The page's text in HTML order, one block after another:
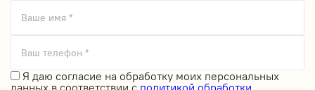
Ваше имя *
Ваш телефон *
Я даю согласие на обработку моих персональных
данных в соответствии с политикой обработки